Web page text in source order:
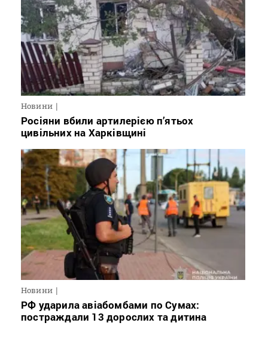
Новини
Росіяни вбили артилерією п’ятьох
цивільних на Харківщині
Новини
РФ ударила авіабомбами по Сумах:
постраждали 13 дорослих та дитина